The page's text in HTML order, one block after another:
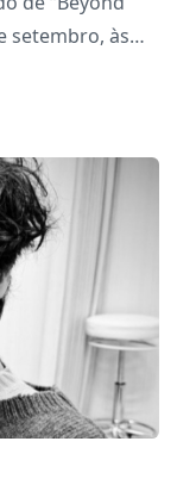
setembro, às
bilhetes cust